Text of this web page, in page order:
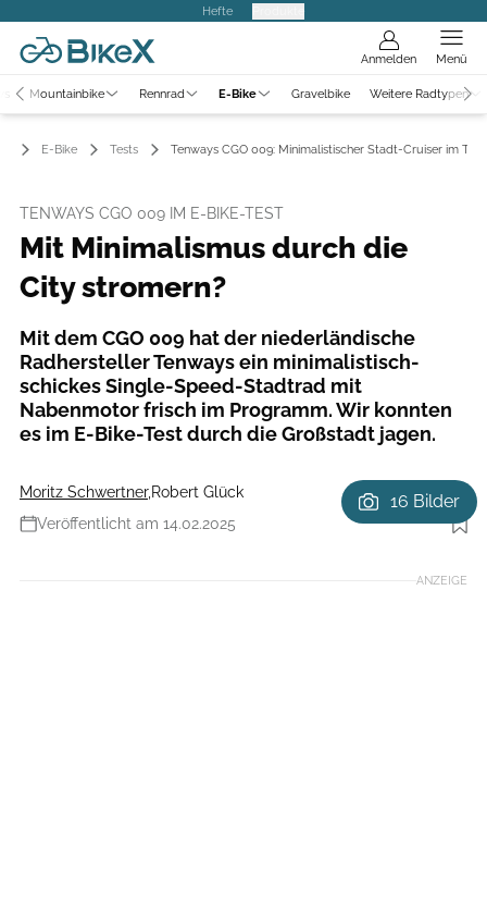
Hefte
Anmelden Menü
Mountainbike Rennrad E-Bike Gravelbike Weitere Radtypen
E-Bike Tests Tenways CGO 009: Minimalistischer Stadt-Cruiser im Test!
TENWAYS CGO 009 IM E-BIKE-TEST
Mit Minimalismus durch die
City stromern?
Mit dem CGO 009 hat der niederländische
Radhersteller Tenways ein minimalistisch-
schickes Single-Speed-Stadtrad mit
Nabenmotor frisch im Programm. Wir konnten
es im E-Bike-Test durch die Großstadt jagen.
Moritz Schwertner,Robert Glück
Veröffentlicht am 14.02.2025
Foto: Moritz Schwertner // www.moritzschwertner.de
16 Bilder
ANZEIGE